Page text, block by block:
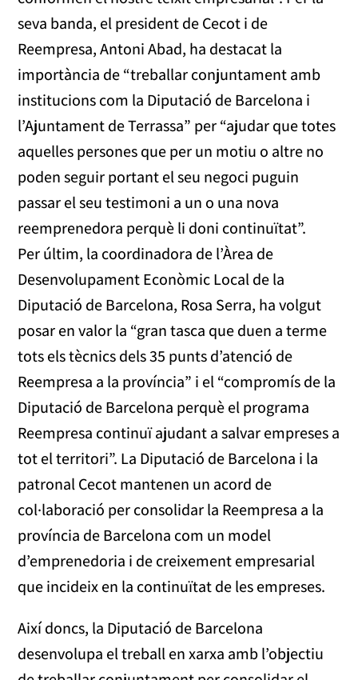
seva banda, el president de Cecot i de
Reempresa, Antoni Abad, ha destacat la
importància de “treballar conjuntament amb
institucions com la Diputació de Barcelona i
l’Ajuntament de Terrassa” per “ajudar que totes
aquelles persones que per un motiu o altre no
poden seguir portant el seu negoci puguin
passar el seu testimoni a un o una nova
reemprenedora perquè li doni continuïtat”.
Per últim, la coordinadora de l’Àrea de
Desenvolupament Econòmic Local de la
Diputació de Barcelona, Rosa Serra, ha volgut
posar en valor la “gran tasca que duen a terme
tots els tècnics dels 35 punts d’atenció de
Reempresa a la província” i el “compromís de la
Diputació de Barcelona perquè el programa
Reempresa continuï ajudant a salvar empreses a
tot el territori”. La Diputació de Barcelona i la
patronal Cecot mantenen un acord de
col·laboració per consolidar la Reempresa a la
província de Barcelona com un model
d’emprenedoria i de creixement empresarial
que incideix en la continuïtat de les empreses.
Així doncs, la Diputació de Barcelona
desenvolupa el treball en xarxa amb l’objectiu